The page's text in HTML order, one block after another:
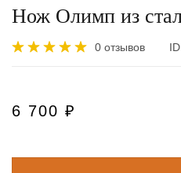
Нож Олимп из
0 отзывов
6 700 ₽